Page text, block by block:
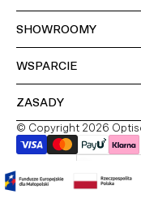
SHOWROOMY
WSPARCIE
ZASADY
© Copyright 2026